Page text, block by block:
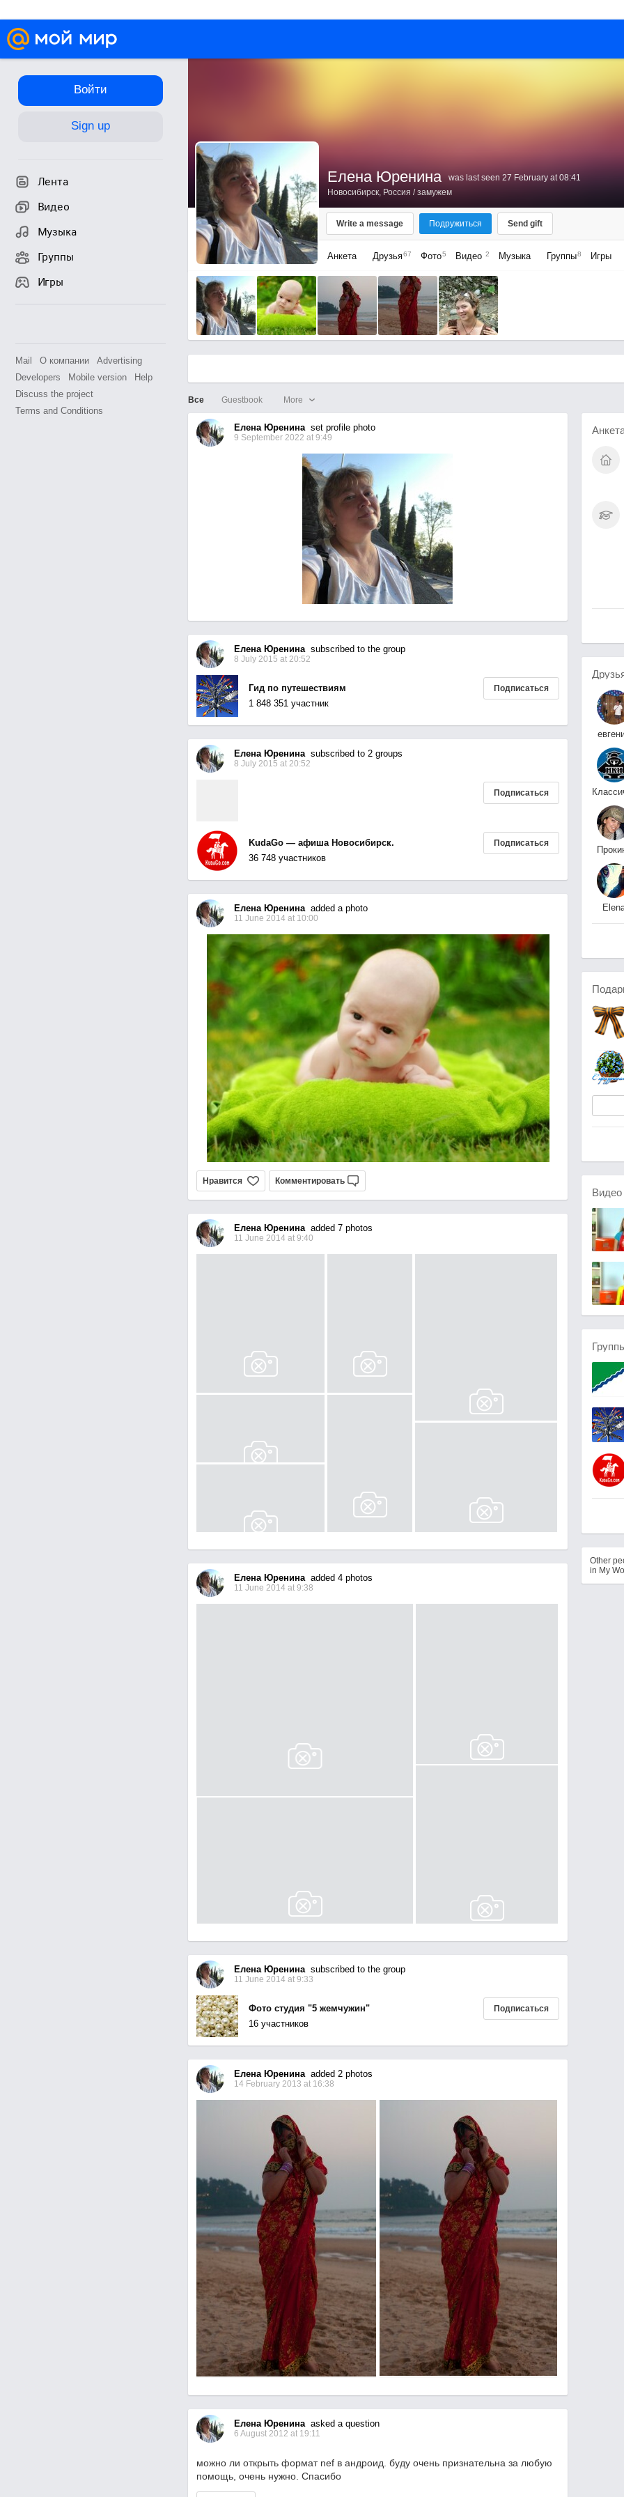
Войти
Sign up
Лента
Видео
Музыка
Группы
Игры
Mail О компании
Advertising
Developers
Mobile version
Help
Discuss the project
Terms and Conditions
Елена Юренина
was last seen 27 February at 08:41
Новосибирск, Россия / замужем
Write a message Подружиться Send gift
Анкета Друзья67 Фото5 Видео 2 Музыка Группы8 Игры
Все Guestbook More
Елена Юренинаset profile photo
9 September 2022 at 9:49
Елена Юренинаsubscribed to the group
8 July 2015 at 20:52
Гид по путешествиям
1 848 351 участник
Подписаться
Елена Юренинаsubscribed to 2 groups
8 July 2015 at 20:52
Подписаться
KudaGo — афиша Новосибирск.
36 748 участников
Подписаться
Елена Юренинаadded a photo
11 June 2014 at 10:00
Нравится Комментировать
Елена Юренинаadded 7 photos
11 June 2014 at 9:40
Елена Юренинаadded 4 photos
11 June 2014 at 9:38
Елена Юренинаsubscribed to the group
11 June 2014 at 9:33
Фото студия "5 жемчужин"
16 участников
Подписаться
Елена Юренинаadded 2 photos
14 February 2013 at 16:38
Елена Юренинаasked a question
6 August 2012 at 19:11
можно ли открыть формат nef в андроид. буду очень признательна за любую
помощь, очень нужно. Спасибо
Видео
Other
in My